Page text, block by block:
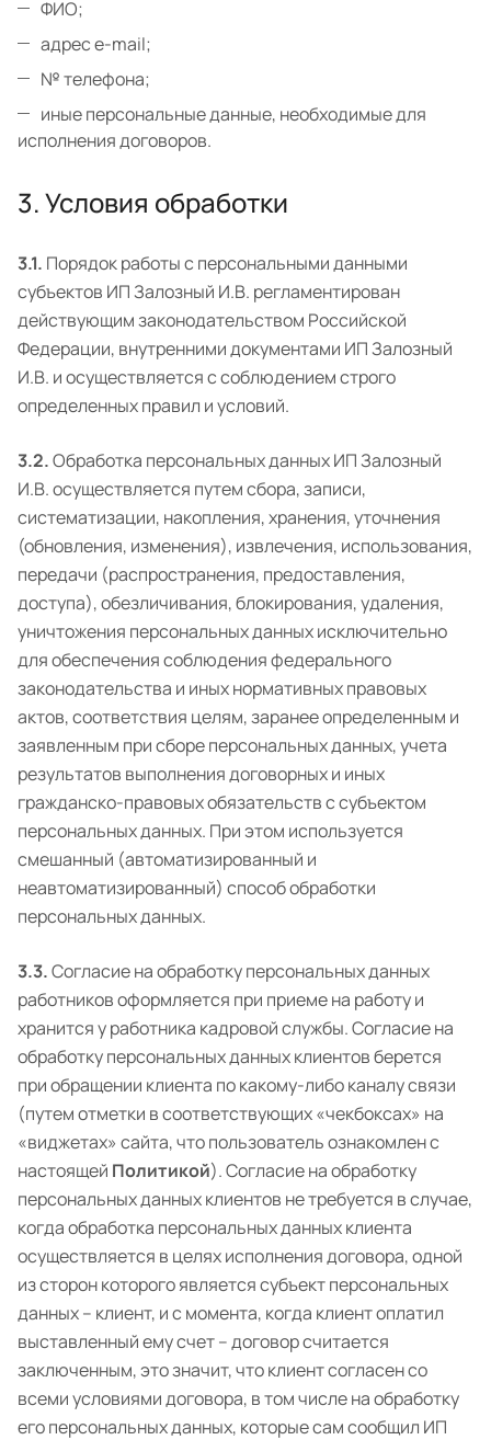
ФИО;
адрес e-mail;
№ телефона;
иные персональные данные, необходимые для
исполнения договоров.
3. Условия обработки
3.1. Порядок работы с персональными данными
субъектов ИП Залозный И.В. регламентирован
действующим законодательством Российской
Федерации, внутренними документами ИП Залозный
И.В. и осуществляется с соблюдением строго
определенных правил и условий.
3.2.Обработка персональных данных ИП Залозный
И.В. осуществляется путем сбора, записи,
систематизации, накопления, хранения, уточнения
(обновления, изменения), извлечения, использования,
передачи (распространения, предоставления,
доступа), обезличивания, блокирования, удаления,
уничтожения персональных данных исключительно
для обеспечения соблюдения федерального
законодательства и иных нормативных правовых
актов, соответствия целям, заранее определенным и
заявленным при сборе персональных данных, учета
результатов выполнения договорных и иных
гражданско-правовых обязательств с субъектом
персональных данных. При этом используется
смешанный (автоматизированный и
неавтоматизированный) способ обработки
персональных данных.
3.3.Согласие на обработку персональных данных
работников оформляется при приеме на работу и
хранится у работника кадровой службы. Согласие на
обработку персональных данных клиентов берется
при обращении клиента по какому-либо каналу связи
(путем отметки в соответствующих «чекбоксах» на
«виджетах» сайта, что пользователь ознакомлен с
настоящей Политикой). Согласие на обработку
персональных данных клиентов не требуется в случае,
когда обработка персональных данных клиента
осуществляется в целях исполнения договора, одной
из сторон которого является субъект персональных
данных – клиент, и с момента, когда клиент оплатил
выставленный ему счет – договор считается
заключенным, это значит, что клиент согласен со
всеми условиями договора, в том числе на обработку
его персональных данных, которые сам сообщил ИП